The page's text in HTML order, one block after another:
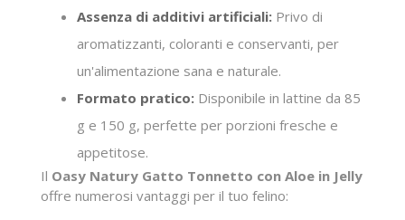
Assenza di additivi artificiali: Privo di
aromatizzanti, coloranti e conservanti, per
un'alimentazione sana e naturale.
Formato pratico: Disponibile in lattine da 85
g e 150 g, perfette per porzioni fresche e
appetitose.
Il Oasy Natury Gatto Tonnetto con Aloe in Jelly
offre numerosi vantaggi per il tuo felino: